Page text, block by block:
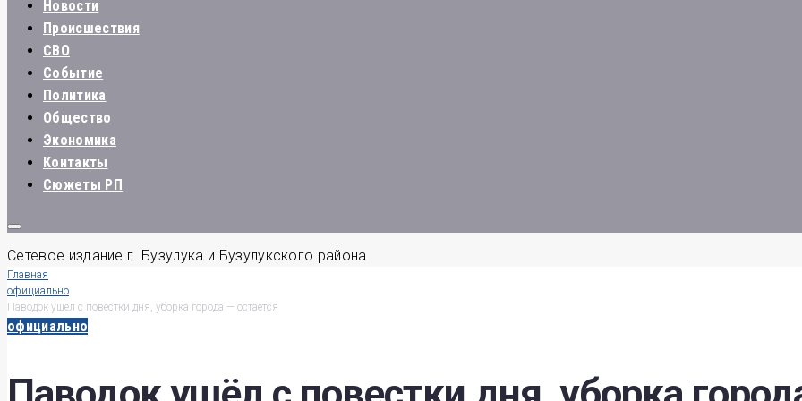
Новости
Происшествия
СВО
Событие
Политика
Общество
Экономика
Контакты
Сюжеты РП
Сетевое издание г. Бузулука и Бузулукского района
Главная
официально
Паводок ушёл с повестки дня, уборка города — остаётся
официально